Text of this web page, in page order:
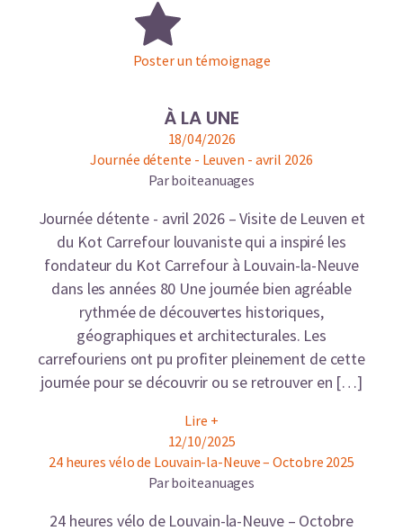
Poster un témoignage
À LA UNE
18/04/2026
Journée détente - Leuven - avril 2026
Par boiteanuages
Journée détente - avril 2026 – Visite de Leuven et
du Kot Carrefour louvaniste qui a inspiré les
fondateur du Kot Carrefour à Louvain-la-Neuve
dans les années 80 Une journée bien agréable
rythmée de découvertes historiques,
géographiques et architecturales. Les
carrefouriens ont pu profiter pleinement de cette
journée pour se découvrir ou se retrouver en […]
Lire +
12/10/2025
24 heures vélo de Louvain-la-Neuve – Octobre 2025
Par boiteanuages
24 heures vélo de Louvain-la-Neuve – Octobre